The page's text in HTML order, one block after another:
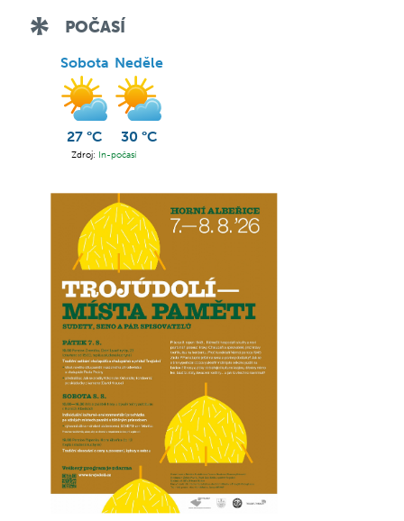
POČASÍ
Sobota
27 °C
Neděle
30 °C
Zdroj: In-počasí